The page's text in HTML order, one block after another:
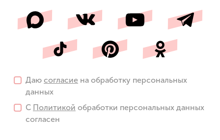
Даю согласие на обработку персональных
данных
С Политикой обработки персональных данных
согласен